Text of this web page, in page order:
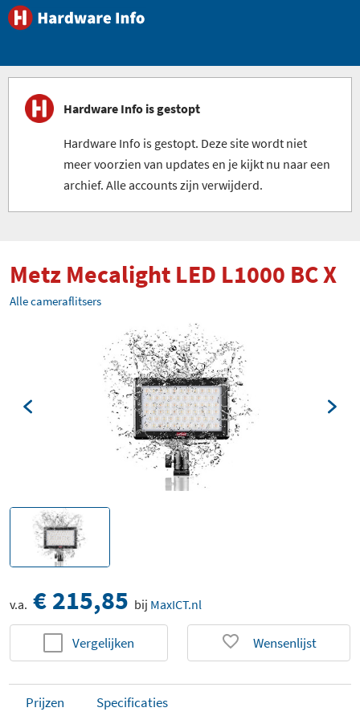
Hardware Info is gestopt
Hardware Info is gestopt. Deze site wordt niet
meer voorzien van updates en je kijkt nu naar een
archief. Alle accounts zijn verwijderd.
Metz Mecalight LED L1000 BC X
Alle cameraflitsers
v.a. € 215,85 bij MaxICT.nl
Vergelijken Wensenlijst
Prijzen Specificaties